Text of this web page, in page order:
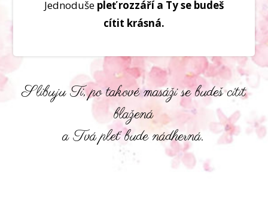
Jednoduše pleť rozzáří a Ty se budeš
cítit krásná.
Slibuju Ti, po takové masáži se budeš cítit
blažená
a Tvá pleť bude nádherná.